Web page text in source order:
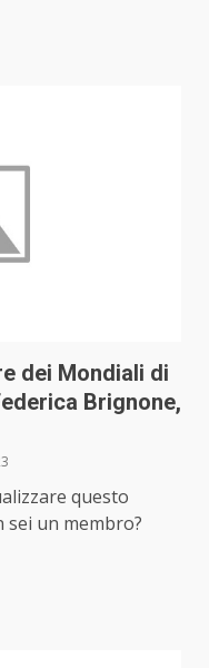
dei Mondiali di
Brignone,
questo
sei un membro?